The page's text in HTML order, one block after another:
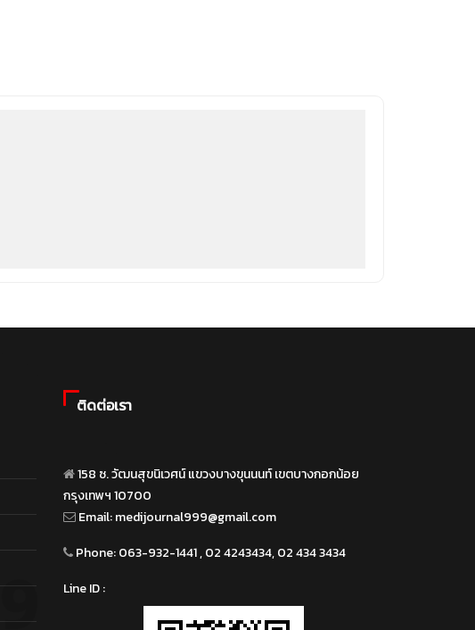
ติดต่อเรา
158 ซ. วัฒนสุขนิเวศน์ แขวงบางขุนนนท์ เขตบางกอกน้อย
กรุงเทพฯ 10700
Email:medijournal999@gmail.com
Phone:063-932-1441 , 02 4243434, 02 434 3434
Line ID :